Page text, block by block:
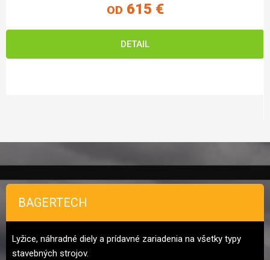
OD 615 €
DETAIL
BAGERTECH
Lyžice, náhradné diely a prídavné zariadenia na všetky typy
stavebných strojov.